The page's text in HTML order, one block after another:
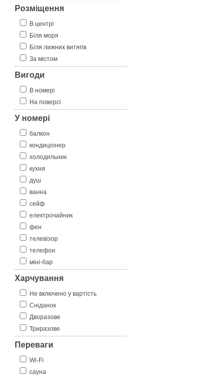
Розміщення
В центрі
Біля моря
Біля лижних витягів
За містом
Вигоди
В номері
На поверсі
У номері
балкон
кондиціонер
холодильник
кухня
душ
ванна
сейф
електрочайник
фен
телевізор
телефон
міні-бар
Харчування
Не включено у вартість
Сніданок
Дворазове
Триразове
Переваги
Wi-Fi
сауна